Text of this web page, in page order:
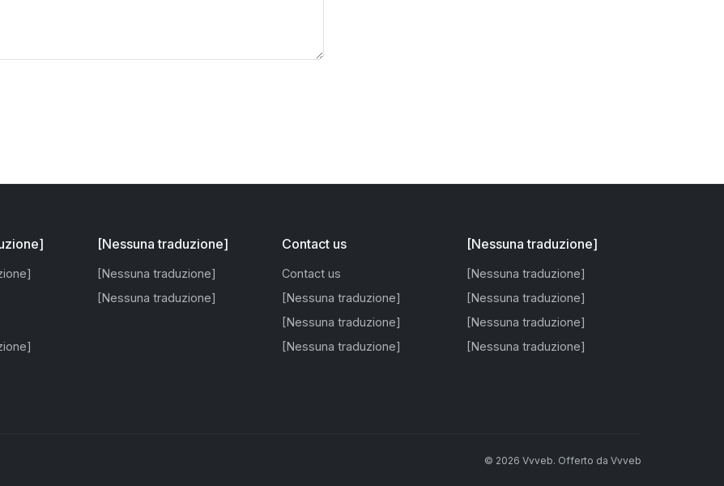
[Nessuna traduzione]
[Nessuna traduzione]
[Nessuna traduzione]
Contact us
Contact us
[Nessuna traduzione]
[Nessuna traduzione]
[Nessuna traduzione]
[Nessuna traduzione]
[Nessuna traduzione]
[Nessuna traduzione]
[Nessuna traduzione]
[Nessuna traduzione]
© 2026 Vvveb. Offerto da Vvveb